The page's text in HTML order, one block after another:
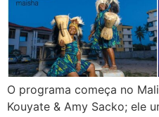
O programa começa no
Kouyate & Amy Sacko; ele